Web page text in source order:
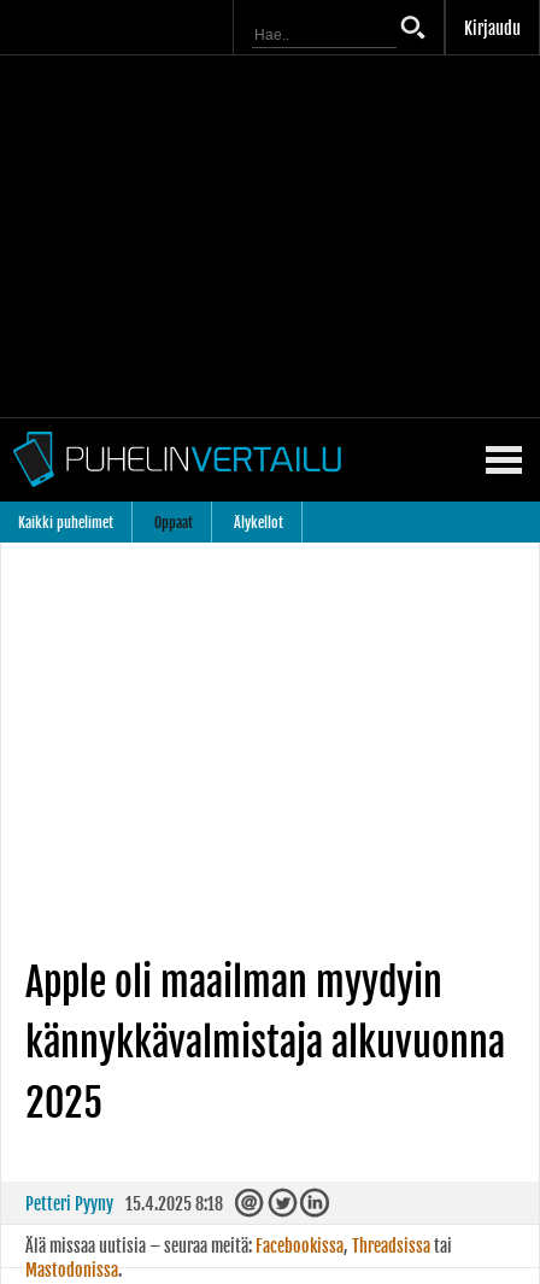
Kirjaudu
Kaikki puhelimet Oppaat Älykellot
Apple oli maailman myydyin
kännykkävalmistaja alkuvuonna
2025
Petteri Pyyny 15.4.2025 8:18
Älä missaa uutisia – seuraa meitä: Facebookissa, Threadsissatai
Mastodonissa.